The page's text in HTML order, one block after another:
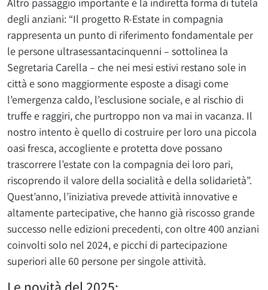
Altro passaggio importante è la indiretta forma di tutela
degli anziani: “Il progetto R-Estate in compagnia
rappresenta un punto di riferimento fondamentale per
le persone ultrasessantacinquenni – sottolinea la
Segretaria Carella – che nei mesi estivi restano sole in
città e sono maggiormente esposte a disagi come
l’emergenza caldo, l’esclusione sociale, e al rischio di
truffe e raggiri, che purtroppo non va mai in vacanza. Il
nostro intento è quello di costruire per loro una piccola
oasi fresca, accogliente e protetta dove possano
trascorrere l’estate con la compagnia dei loro pari,
riscoprendo il valore della socialità e della solidarietà”.
Quest’anno, l’iniziativa prevede attività innovative e
altamente partecipative, che hanno già riscosso grande
successo nelle edizioni precedenti, con oltre 400 anziani
coinvolti solo nel 2024, e picchi di partecipazione
superiori alle 60 persone per singole attività.